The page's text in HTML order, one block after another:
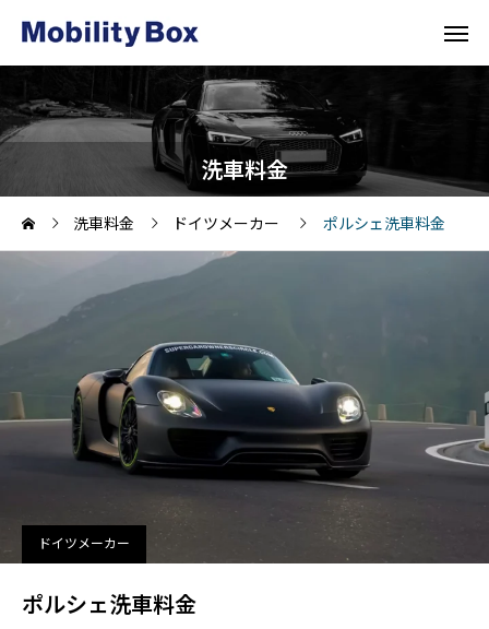
洗車料金
洗車料金 ドイツメーカー ポルシェ洗車料金
ドイツメーカー
ポルシェ洗車料金